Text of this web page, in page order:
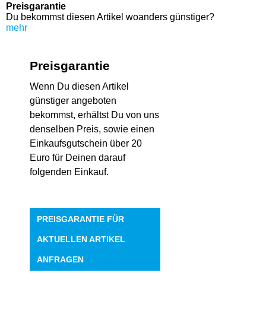
Preisgarantie
Du bekommst diesen Artikel woanders günstiger?
mehr
Preisgarantie
Wenn Du diesen Artikel
günstiger angeboten
bekommst, erhältst Du von uns
denselben Preis, sowie einen
Einkaufsgutschein über 20
Euro für Deinen darauf
folgenden Einkauf.
PREISGARANTIE FÜR
AKTUELLEN ARTIKEL
ANFRAGEN